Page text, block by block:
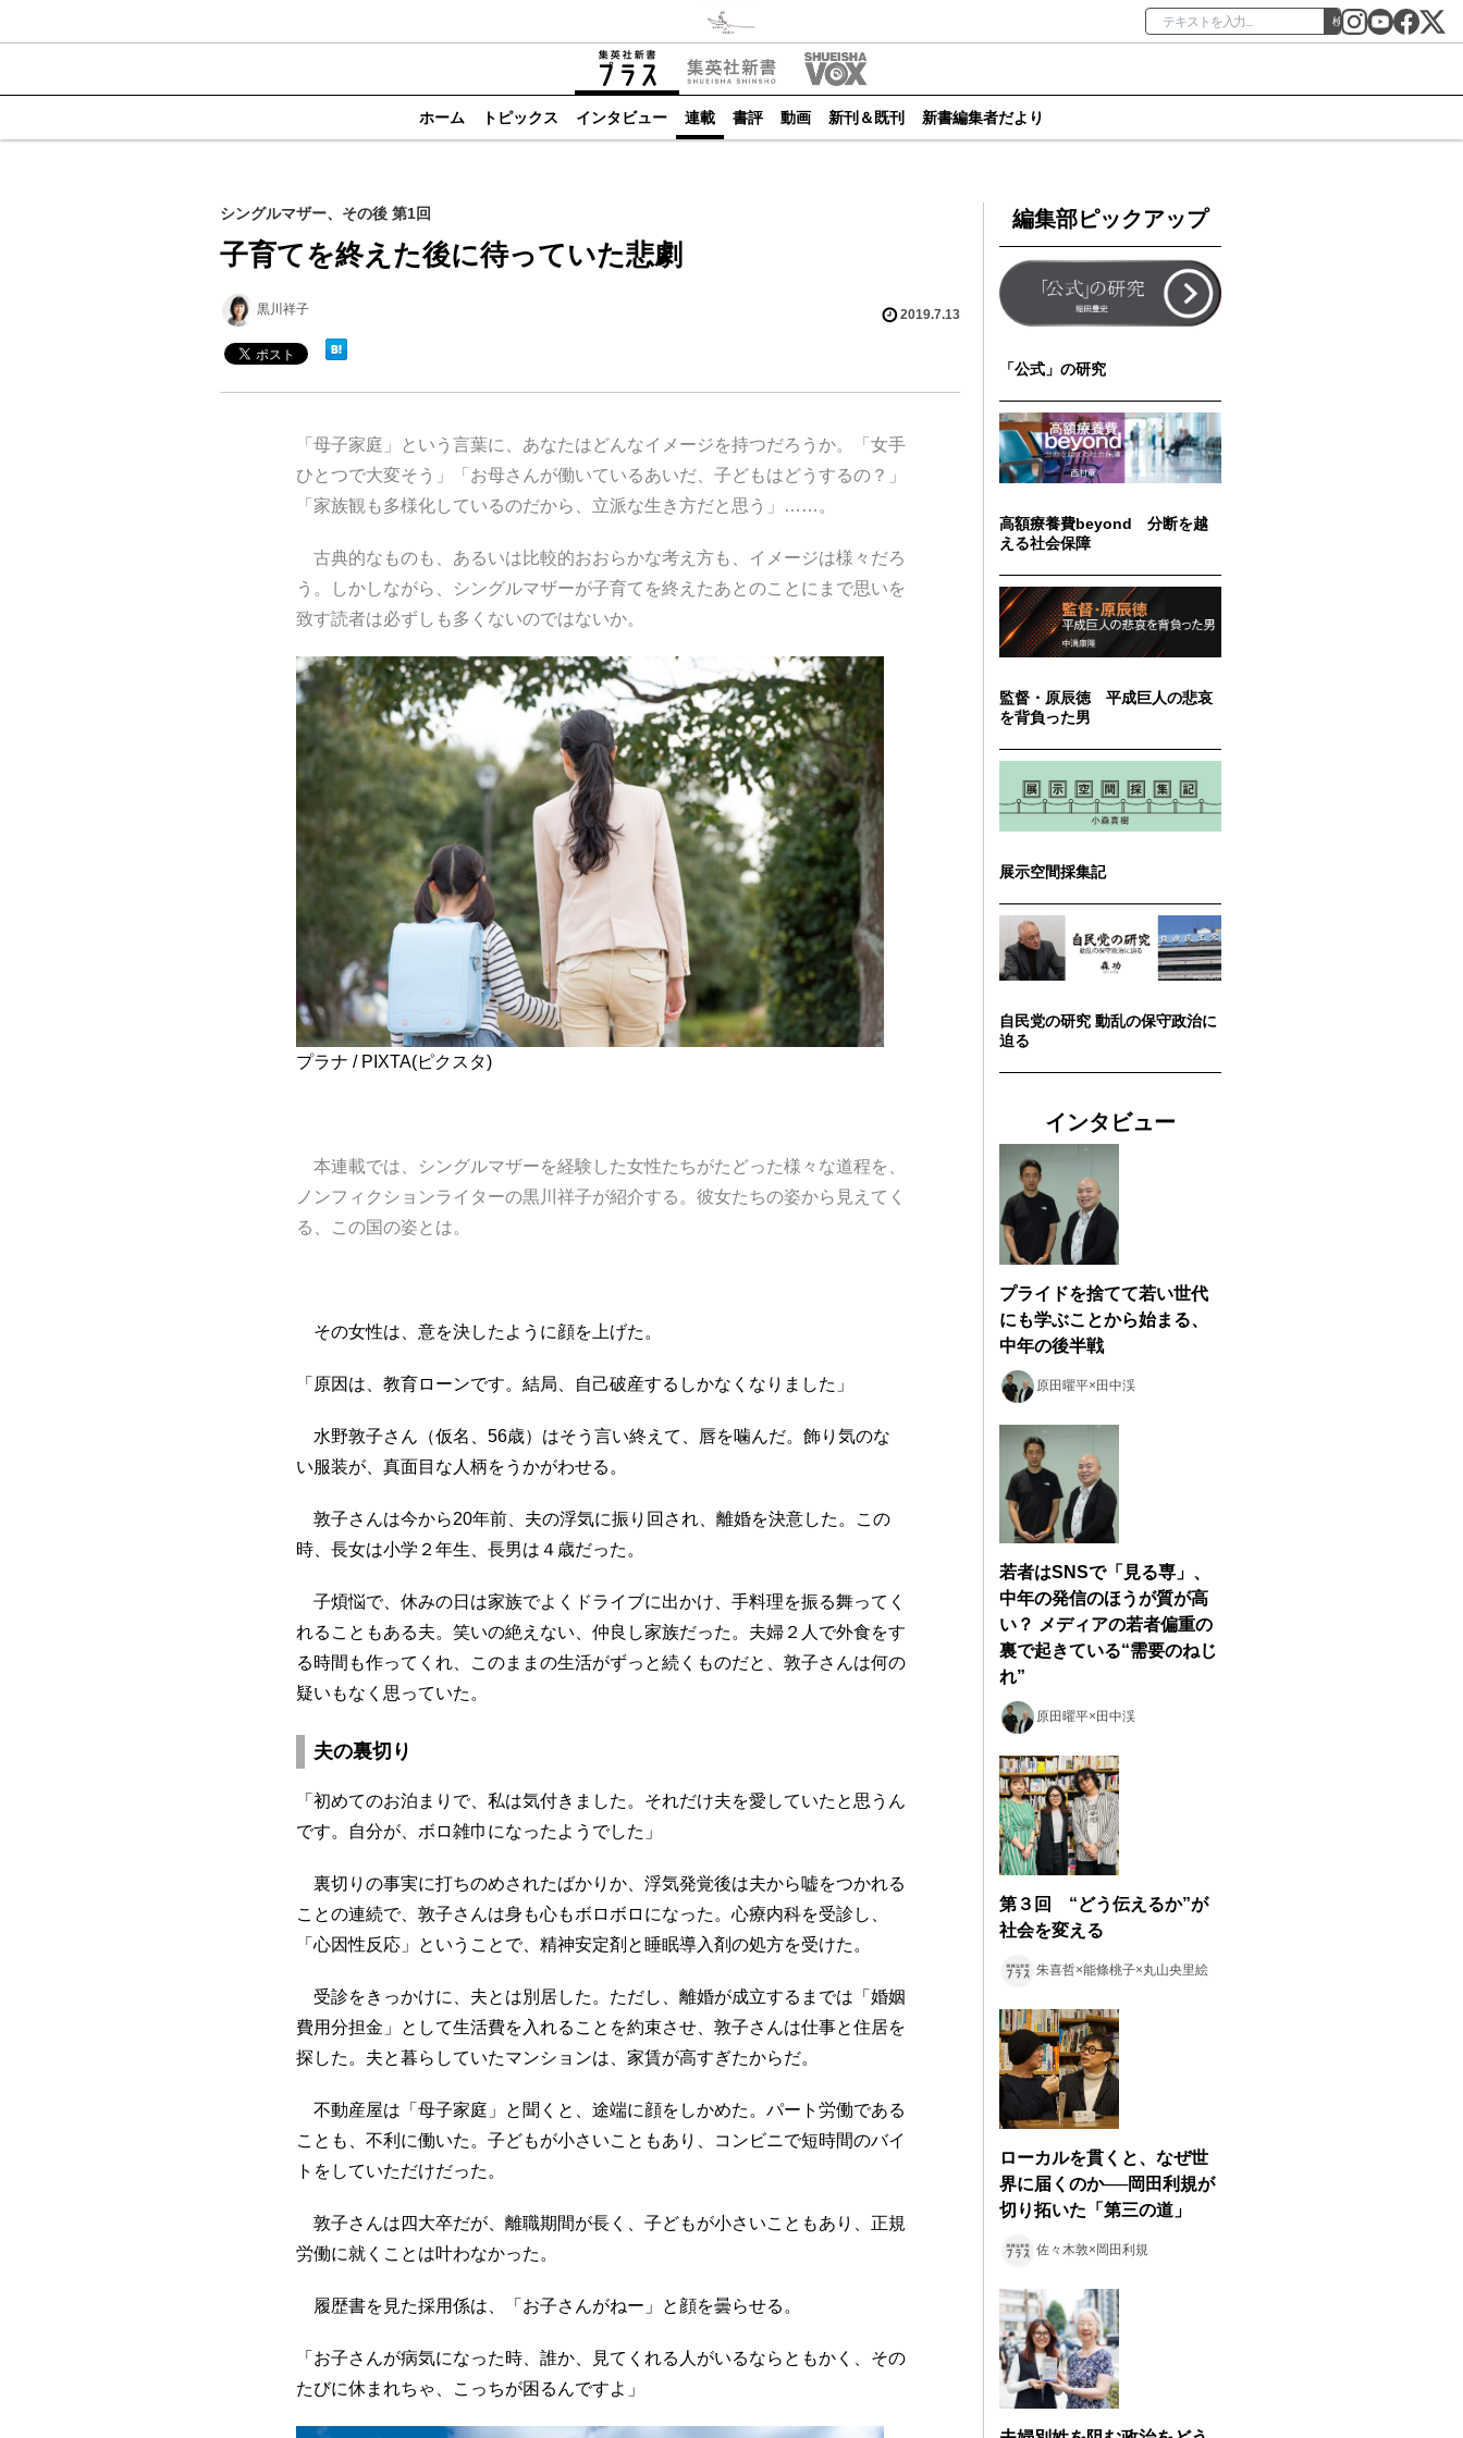
検索
ホーム トピックス インタビュー 連載 書評 動画 新刊＆既刊 新書編集者だより
シングルマザー、その後 第1回
子育てを終えた後に待っていた悲劇
黒川祥子 2019.7.13
「母子家庭」という言葉に、あなたはどんなイメージを持つだろうか。「女手
ひとつで大変そう」「お母さんが働いているあいだ、子どもはどうするの？」
「家族観も多様化しているのだから、立派な生き方だと思う」……。
古典的なものも、あるいは比較的おおらかな考え方も、イメージは様々だろ
う。しかしながら、シングルマザーが子育てを終えたあとのことにまで思いを
致す読者は必ずしも多くないのではないか。
プラナ / PIXTA(ピクスタ)
本連載では、シングルマザーを経験した女性たちがたどった様々な道程を、
ノンフィクションライターの黒川祥子が紹介する。彼女たちの姿から見えてく
る、この国の姿とは。
その女性は、意を決したように顔を上げた。
「原因は、教育ローンです。結局、自己破産するしかなくなりました」
水野敦子さん（仮名、56歳）はそう言い終えて、唇を噛んだ。飾り気のな
い服装が、真面目な人柄をうかがわせる。
敦子さんは今から20年前、夫の浮気に振り回され、離婚を決意した。この
時、長女は小学２年生、長男は４歳だった。
子煩悩で、休みの日は家族でよくドライブに出かけ、手料理を振る舞ってく
れることもある夫。笑いの絶えない、仲良し家族だった。夫婦２人で外食をす
る時間も作ってくれ、このままの生活がずっと続くものだと、敦子さんは何の
疑いもなく思っていた。
夫の裏切り
「初めてのお泊まりで、私は気付きました。それだけ夫を愛していたと思うん
です。自分が、ボロ雑巾になったようでした」
裏切りの事実に打ちのめされたばかりか、浮気発覚後は夫から嘘をつかれる
ことの連続で、敦子さんは身も心もボロボロになった。心療内科を受診し、
「心因性反応」ということで、精神安定剤と睡眠導入剤の処方を受けた。
受診をきっかけに、夫とは別居した。ただし、離婚が成立するまでは「婚姻
費用分担金」として生活費を入れることを約束させ、敦子さんは仕事と住居を
探した。夫と暮らしていたマンションは、家賃が高すぎたからだ。
不動産屋は「母子家庭」と聞くと、途端に顔をしかめた。パート労働である
ことも、不利に働いた。子どもが小さいこともあり、コンビニで短時間のバイ
トをしていただけだった。
敦子さんは四大卒だが、離職期間が長く、子どもが小さいこともあり、正規
労働に就くことは叶わなかった。
履歴書を見た採用係は、「お子さんがねー」と顔を曇らせる。
「お子さんが病気になった時、誰か、見てくれる人がいるならともかく、その
たびに休まれちゃ、こっちが困るんですよ」
編集部ピックアップ
「公式」の研究
高額療養費beyond 分断を越
える社会保障
監督・原辰徳 平成巨人の悲哀
を背負った男
展示空間採集記
自民党の研究 動乱の保守政治に
迫る
インタビュー
プライドを捨てて若い世代
にも学ぶことから始まる、
中年の後半戦
原田曜平×田中渓
若者はSNSで「見る専」、
中年の発信のほうが質が高
い？ メディアの若者偏重の
裏で起きている“需要のねじ
れ”
原田曜平×田中渓
第３回 “どう伝えるか”が
社会を変える
朱喜哲×能條桃子×丸山央里絵
ローカルを貫くと、なぜ世
界に届くのか──岡田利規が
切り拓いた「第三の道」
佐々木敦×岡田利規